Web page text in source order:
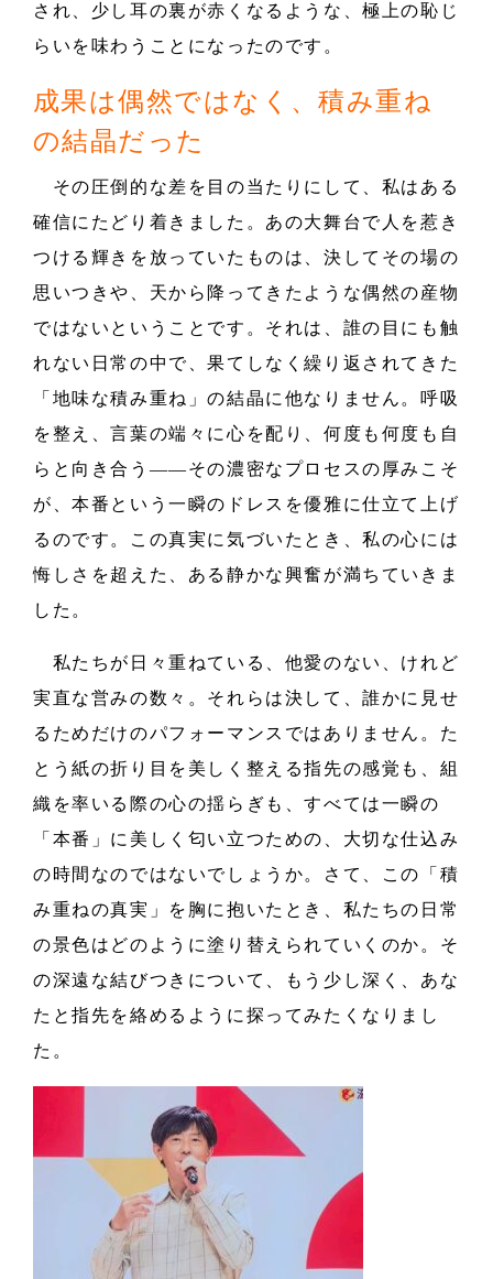
され、少し耳の裏が赤くなるような、極上の恥じ
らいを味わうことになったのです。
成果は偶然ではなく、積み重ね
の結晶だった
その圧倒的な差を目の当たりにして、私はある
確信にたどり着きました。あの大舞台で人を惹き
つける輝きを放っていたものは、決してその場の
思いつきや、天から降ってきたような偶然の産物
ではないということです。それは、誰の目にも触
れない日常の中で、果てしなく繰り返されてきた
「地味な積み重ね」の結晶に他なりません。呼吸
を整え、言葉の端々に心を配り、何度も何度も自
らと向き合う――その濃密なプロセスの厚みこそ
が、本番という一瞬のドレスを優雅に仕立て上げ
るのです。この真実に気づいたとき、私の心には
悔しさを超えた、ある静かな興奮が満ちていきま
した。
私たちが日々重ねている、他愛のない、けれど
実直な営みの数々。それらは決して、誰かに見せ
るためだけのパフォーマンスではありません。た
とう紙の折り目を美しく整える指先の感覚も、組
織を率いる際の心の揺らぎも、すべては一瞬の
「本番」に美しく匂い立つための、大切な仕込み
の時間なのではないでしょうか。さて、この「積
み重ねの真実」を胸に抱いたとき、私たちの日常
の景色はどのように塗り替えられていくのか。そ
の深遠な結びつきについて、もう少し深く、あな
たと指先を絡めるように探ってみたくなりまし
た。